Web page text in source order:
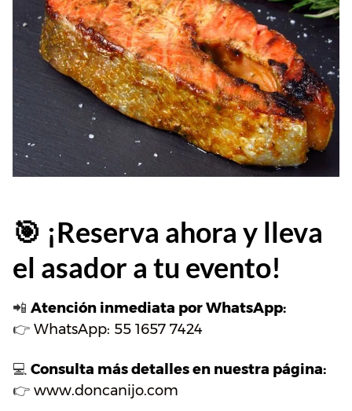
🎯 ¡Reserva ahora y lleva
el asador a tu evento!
📲 Atención inmediata por WhatsApp:
👉 WhatsApp: 55 1657 7424
💻 Consulta más detalles en nuestra página:
👉 www.doncanijo.com